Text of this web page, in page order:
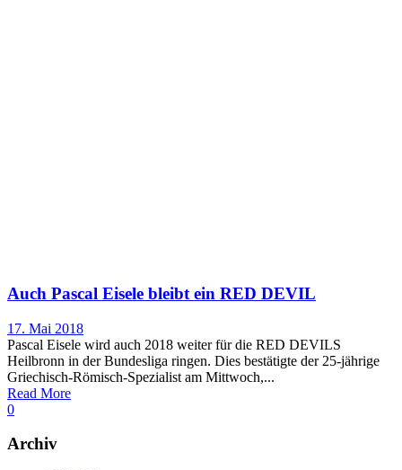
Auch Pascal Eisele bleibt ein RED DEVIL
17. Mai 2018
Pascal Eisele wird auch 2018 weiter für die RED DEVILS
Heilbronn in der Bundesliga ringen. Dies bestätigte der 25-jährige
Griechisch-Römisch-Spezialist am Mittwoch,...
Read More
0
Archiv